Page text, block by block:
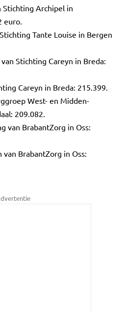
Stichting Archipel in
euro.
Tante Louise in Bergen
van Stichting Careyn in Breda:
Careyn in Breda: 215.399.
West- en Midden-
209.082.
van BrabantZorg in Oss:
van BrabantZorg in Oss: